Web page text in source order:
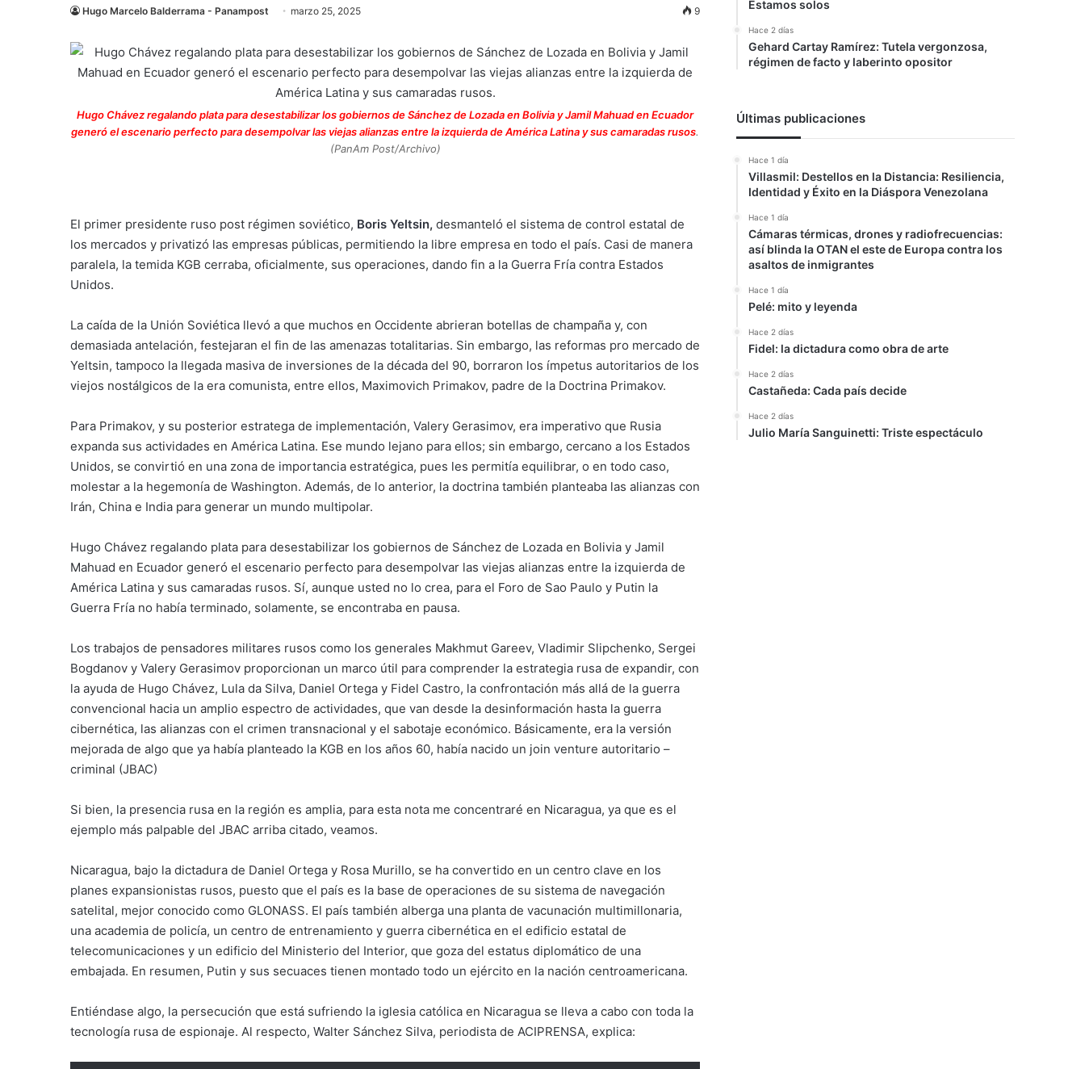
Hugo Marcelo Balderrama - Panampost marzo 25, 2025 9
Hugo Chávez regalando plata para desestabilizar los gobiernos de Sánchez de Lozada en Bolivia y Jamil Mahuad en Ecuador
generó el escenario perfecto para desempolvar las viejas alianzas entre la izquierda de América Latina y sus camaradas rusos.
(PanAm Post/Archivo)
El primer presidente ruso post régimen soviético, Boris Yeltsin, desmanteló el sistema de control estatal de
los mercados y privatizó las empresas públicas, permitiendo la libre empresa en todo el país. Casi de manera
paralela, la temida KGB cerraba, oficialmente, sus operaciones, dando fin a la Guerra Fría contra Estados
Unidos.
La caída de la Unión Soviética llevó a que muchos en Occidente abrieran botellas de champaña y, con
demasiada antelación, festejaran el fin de las amenazas totalitarias. Sin embargo, las reformas pro mercado de
Yeltsin, tampoco la llegada masiva de inversiones de la década del 90, borraron los ímpetus autoritarios de los
viejos nostálgicos de la era comunista, entre ellos, Maximovich Primakov, padre de la Doctrina Primakov.
Para Primakov, y su posterior estratega de implementación, Valery Gerasimov, era imperativo que Rusia
expanda sus actividades en América Latina. Ese mundo lejano para ellos; sin embargo, cercano a los Estados
Unidos, se convirtió en una zona de importancia estratégica, pues les permitía equilibrar, o en todo caso,
molestar a la hegemonía de Washington. Además, de lo anterior, la doctrina también planteaba las alianzas con
Irán, China e India para generar un mundo multipolar.
Hugo Chávez regalando plata para desestabilizar los gobiernos de Sánchez de Lozada en Bolivia y Jamil
Mahuad en Ecuador generó el escenario perfecto para desempolvar las viejas alianzas entre la izquierda de
América Latina y sus camaradas rusos. Sí, aunque usted no lo crea, para el Foro de Sao Paulo y Putin la
Guerra Fría no había terminado, solamente, se encontraba en pausa.
Los trabajos de pensadores militares rusos como los generales Makhmut Gareev, Vladimir Slipchenko, Sergei
Bogdanov y Valery Gerasimov proporcionan un marco útil para comprender la estrategia rusa de expandir, con
la ayuda de Hugo Chávez, Lula da Silva, Daniel Ortega y Fidel Castro, la confrontación más allá de la guerra
convencional hacia un amplio espectro de actividades, que van desde la desinformación hasta la guerra
cibernética, las alianzas con el crimen transnacional y el sabotaje económico. Básicamente, era la versión
mejorada de algo que ya había planteado la KGB en los años 60, había nacido un join venture autoritario –
criminal (JBAC)
Si bien, la presencia rusa en la región es amplia, para esta nota me concentraré en Nicaragua, ya que es el
ejemplo más palpable del JBAC arriba citado, veamos.
Nicaragua, bajo la dictadura de Daniel Ortega y Rosa Murillo, se ha convertido en un centro clave en los
planes expansionistas rusos, puesto que el país es la base de operaciones de su sistema de navegación
satelital, mejor conocido como GLONASS. El país también alberga una planta de vacunación multimillonaria,
una academia de policía, un centro de entrenamiento y guerra cibernética en el edificio estatal de
telecomunicaciones y un edificio del Ministerio del Interior, que goza del estatus diplomático de una
embajada. En resumen, Putin y sus secuaces tienen montado todo un ejército en la nación centroamericana.
Entiéndase algo, la persecución que está sufriendo la iglesia católica en Nicaragua se lleva a cabo con toda la
tecnología rusa de espionaje. Al respecto, Walter Sánchez Silva, periodista de ACIPRENSA, explica:
Estamos solos
Hace 2 días
Gehard Cartay Ramírez: Tutela vergonzosa,
régimen de facto y laberinto opositor
Últimas publicaciones
Hace 1 día
Villasmil: Destellos en la Distancia: Resiliencia,
Identidad y Éxito en la Diáspora Venezolana
Hace 1 día
Cámaras térmicas, drones y radiofrecuencias:
así blinda la OTAN el este de Europa contra los
asaltos de inmigrantes
Hace 1 día
Pelé: mito y leyenda
Hace 2 días
Fidel: la dictadura como obra de arte
Hace 2 días
Castañeda: Cada país decide
Hace 2 días
Julio María Sanguinetti: Triste espectáculo